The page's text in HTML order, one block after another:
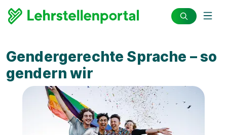
Gendergerechte Sprache – so
gendern wir